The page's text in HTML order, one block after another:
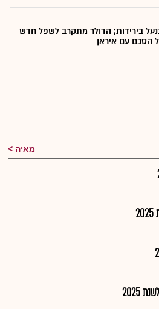
בירידות; הדולר מתקרב לשפל חדש
הסכם עם איראן
מאיה